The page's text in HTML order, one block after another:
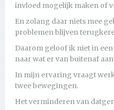
invloed mogelijk maken of
En zolang daar niets mee
problemen blijven
Daarom geloof ik niet in
naar wat er van buitenaf
In mijn ervaring vraagt
twee bewegingen.
Het verminderen van